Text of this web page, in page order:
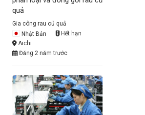
quả
Gia công rau củ quả
Nhật Bản
Hết hạn
Aichi
Đăng 2 năm trước